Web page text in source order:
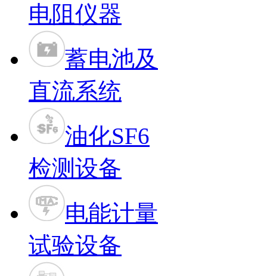
电阻仪器
蓄电池及
直流系统
油化SF6
检测设备
电能计量
试验设备